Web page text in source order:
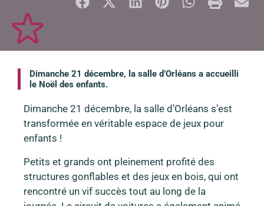
Dimanche 21 décembre, la salle d’Orléans a accueilli
le Noël des enfants.
Dimanche 21 décembre, la salle d’Orléans s’est
transformée en véritable espace de jeux pour
enfants !
Petits et grands ont pleinement profité des
structures gonflables et des jeux en bois, qui ont
rencontré un vif succès tout au long de la